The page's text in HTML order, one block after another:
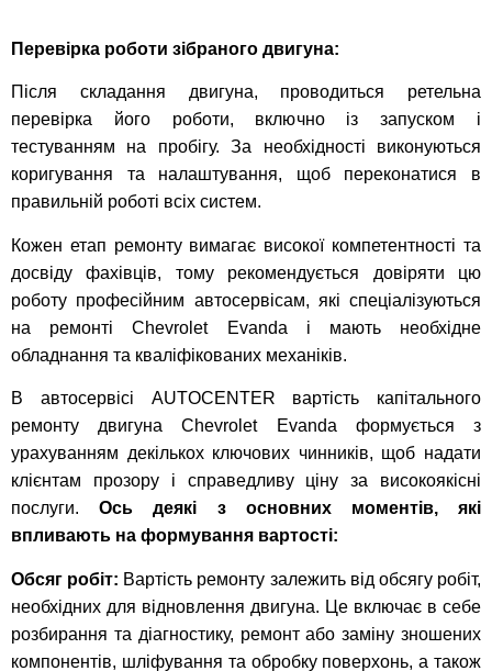
Перевірка роботи зібраного двигуна:
Після складання двигуна, проводиться ретельна
перевірка його роботи, включно із запуском і
тестуванням на пробігу. За необхідності виконуються
коригування та налаштування, щоб переконатися в
правильній роботі всіх систем.
Кожен етап ремонту вимагає високої компетентності та
досвіду фахівців, тому рекомендується довіряти цю
роботу професійним автосервісам, які спеціалізуються
на ремонті Chevrolet Evanda і мають необхідне
обладнання та кваліфікованих механіків.
В автосервісі AUTOCENTER вартість капітального
ремонту двигуна Chevrolet Evanda формується з
урахуванням декількох ключових чинників, щоб надати
клієнтам прозору і справедливу ціну за високоякісні
послуги.Ось деякі з основних моментів, які
впливають на формування вартості:
Обсяг робіт: Вартість ремонту залежить від обсягу робіт,
необхідних для відновлення двигуна. Це включає в себе
розбирання та діагностику, ремонт або заміну зношених
компонентів, шліфування та обробку поверхонь, а також